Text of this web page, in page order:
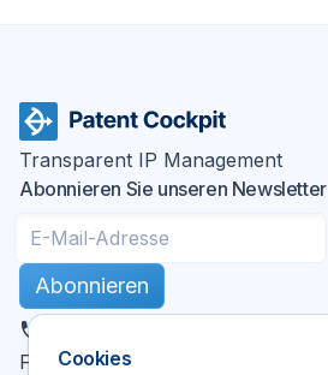
Transparent IP Management
Abonnieren Sie unseren Newsletter
Abonnieren
Folgen Sie uns
Cookies